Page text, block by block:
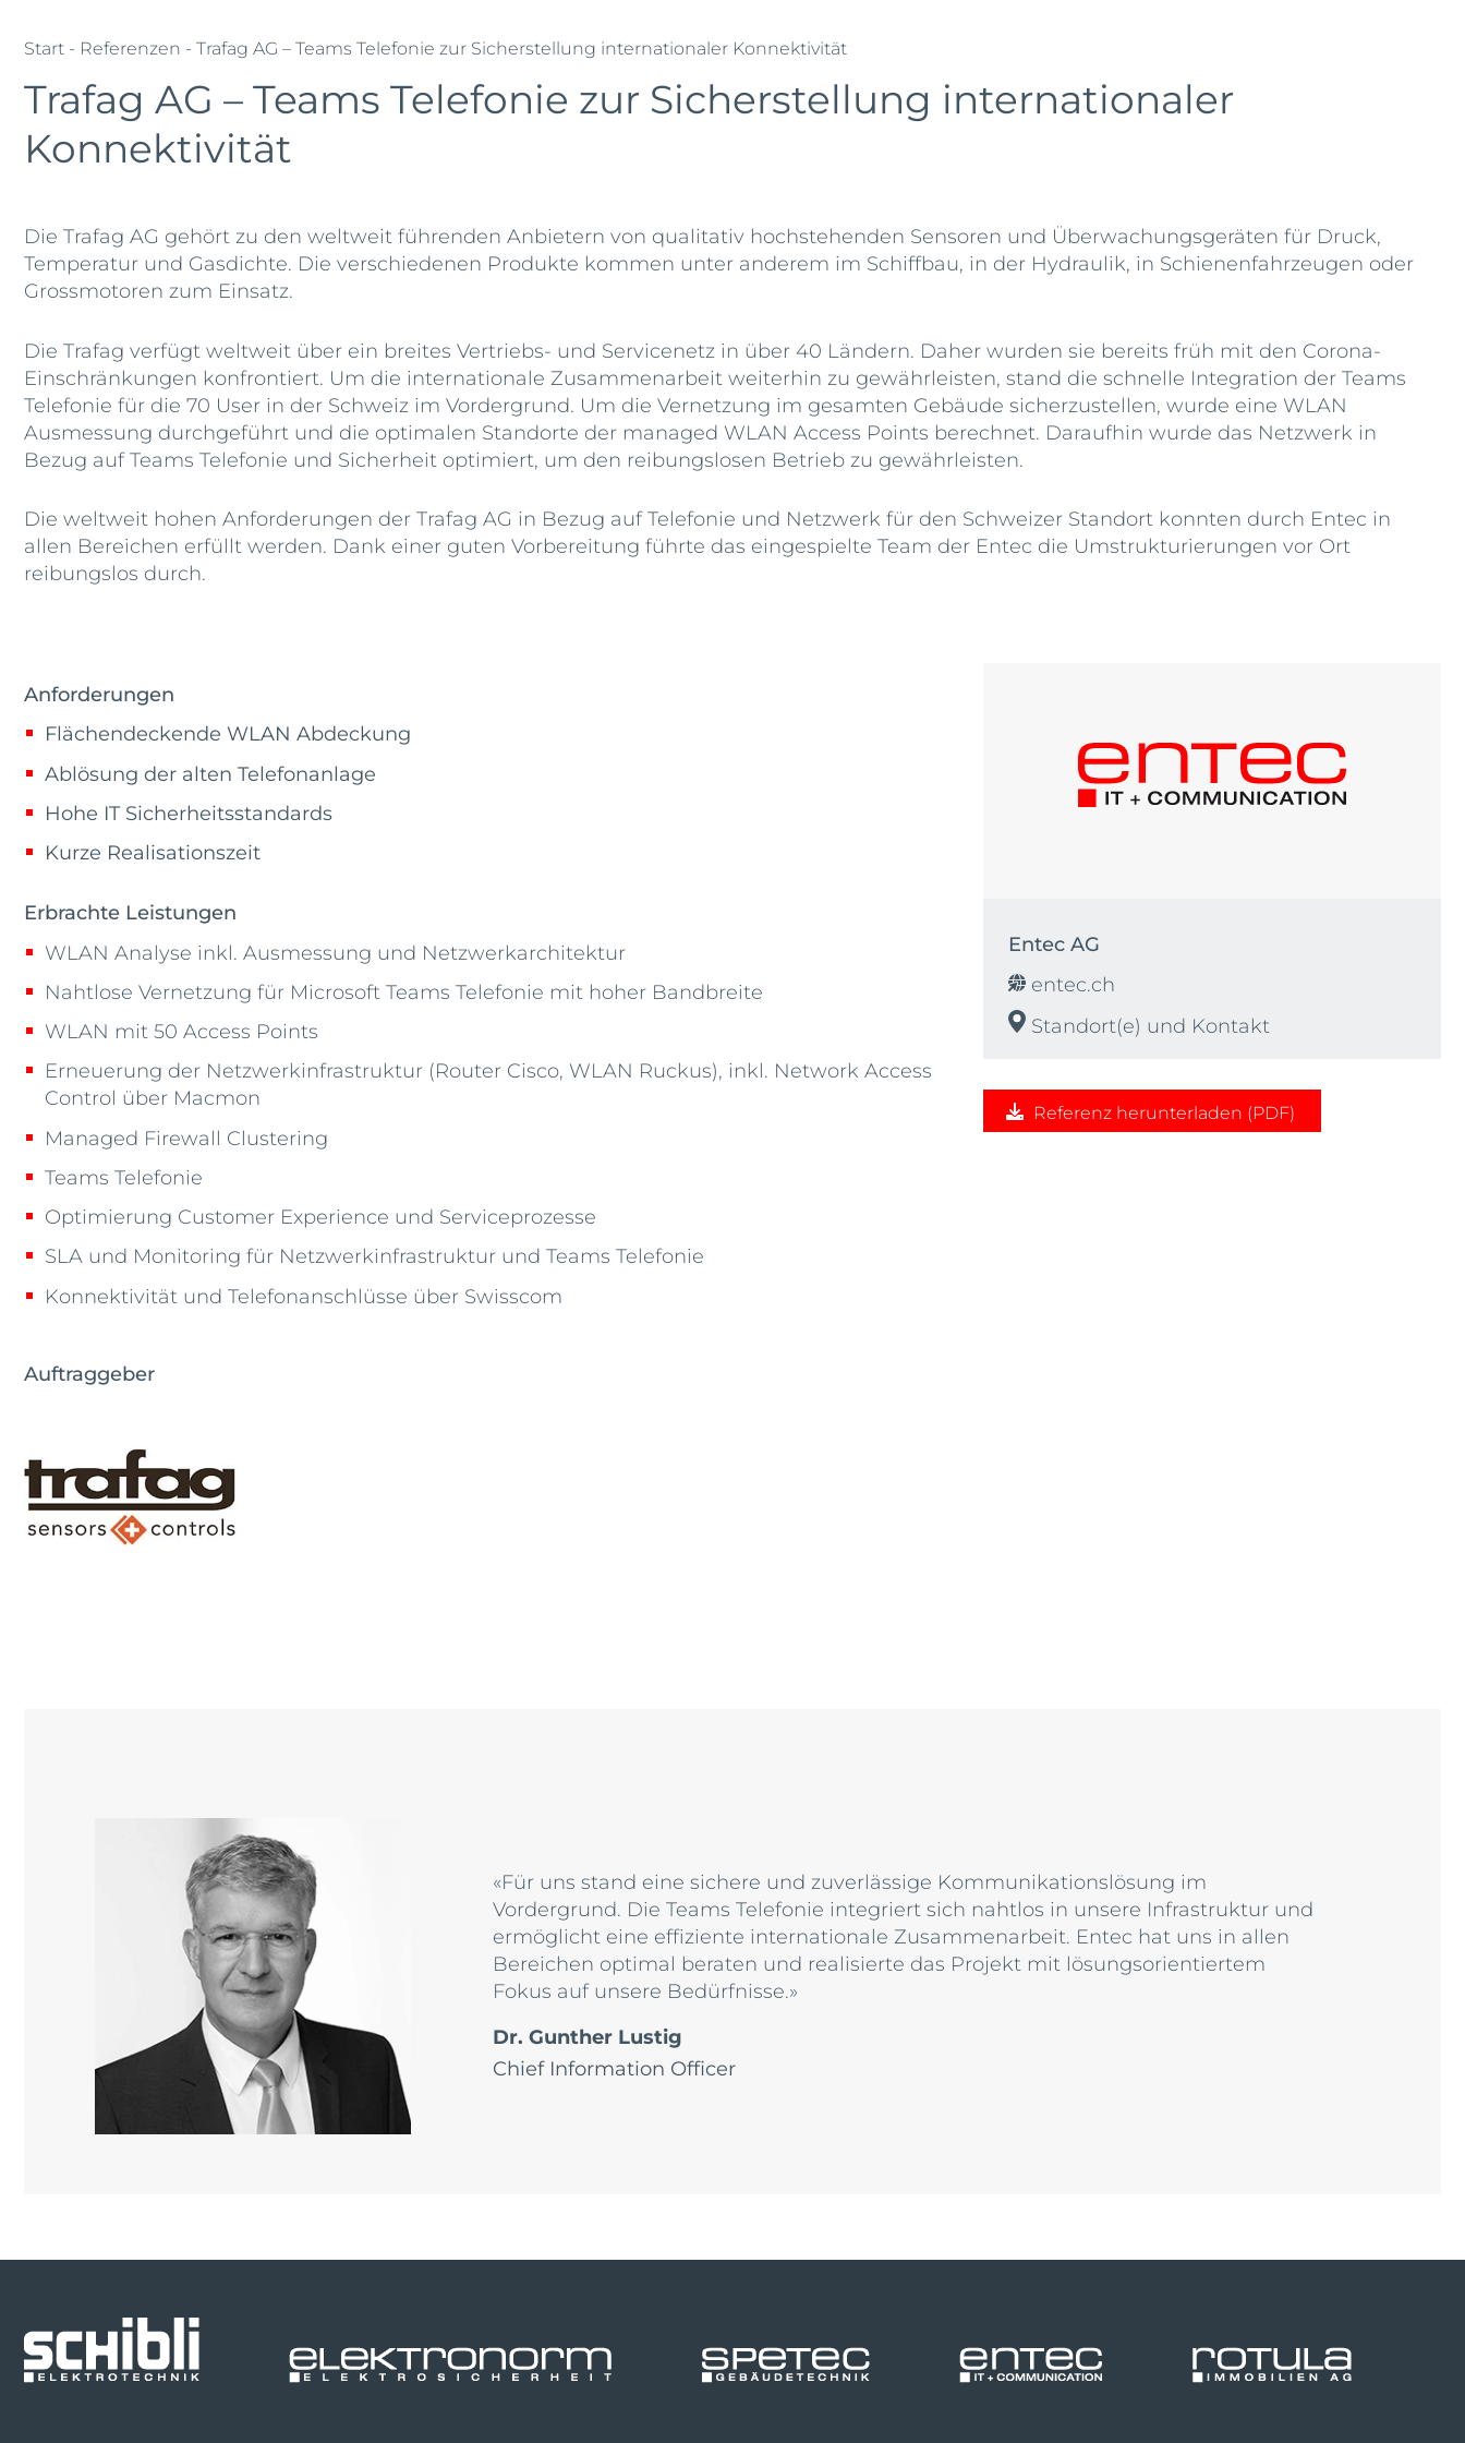
Start - Referenzen - Trafag AG – Teams Telefonie zur Sicherstellung internationaler Konnektivität
Trafag AG – Teams Telefonie zur Sicherstellung internationaler
Konnektivität
Die Trafag AG gehört zu den weltweit führenden Anbietern von qualitativ hochstehenden Sensoren und Überwachungsgeräten für Druck,
Temperatur und Gasdichte. Die verschiedenen Produkte kommen unter anderem im Schiffbau, in der Hydraulik, in Schienenfahrzeugen oder
Grossmotoren zum Einsatz.
Die Trafag verfügt weltweit über ein breites Vertriebs- und Servicenetz in über 40 Ländern. Daher wurden sie bereits früh mit den Corona-
Einschränkungen konfrontiert. Um die internationale Zusammenarbeit weiterhin zu gewährleisten, stand die schnelle Integration der Teams
Telefonie für die 70 User in der Schweiz im Vordergrund. Um die Vernetzung im gesamten Gebäude sicherzustellen, wurde eine WLAN
Ausmessung durchgeführt und die optimalen Standorte der managed WLAN Access Points berechnet. Daraufhin wurde das Netzwerk in
Bezug auf Teams Telefonie und Sicherheit optimiert, um den reibungslosen Betrieb zu gewährleisten.
Die weltweit hohen Anforderungen der Trafag AG in Bezug auf Telefonie und Netzwerk für den Schweizer Standort konnten durch Entec in
allen Bereichen erfüllt werden. Dank einer guten Vorbereitung führte das eingespielte Team der Entec die Umstrukturierungen vor Ort
reibungslos durch.
Anforderungen
Flächendeckende WLAN Abdeckung
Ablösung der alten Telefonanlage
Hohe IT Sicherheitsstandards
Kurze Realisationszeit
Erbrachte Leistungen
WLAN Analyse inkl. Ausmessung und Netzwerkarchitektur
Nahtlose Vernetzung für Microsoft Teams Telefonie mit hoher Bandbreite
WLAN mit 50 Access Points
Erneuerung der Netzwerkinfrastruktur (Router Cisco, WLAN Ruckus), inkl. Network Access
Control über Macmon
Managed Firewall Clustering
Teams Telefonie
Optimierung Customer Experience und Serviceprozesse
SLA und Monitoring für Netzwerkinfrastruktur und Teams Telefonie
Konnektivität und Telefonanschlüsse über Swisscom
Auftraggeber
Entec AG
entec.ch
Standort(e) und Kontakt
Referenz herunterladen (PDF)
«Für uns stand eine sichere und zuverlässige Kommunikationslösung im
Vordergrund. Die Teams Telefonie integriert sich nahtlos in unsere Infrastruktur und
ermöglicht eine effiziente internationale Zusammenarbeit. Entec hat uns in allen
Bereichen optimal beraten und realisierte das Projekt mit lösungsorientiertem
Fokus auf unsere Bedürfnisse.»
Dr. Gunther Lustig
Chief Information Officer